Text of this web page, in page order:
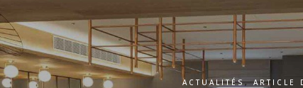
ACTUALITÉS,ARTICLE